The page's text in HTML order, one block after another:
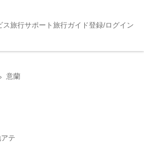
ス旅行サポート旅行ガイド登録/ログイン
意蘭
テ